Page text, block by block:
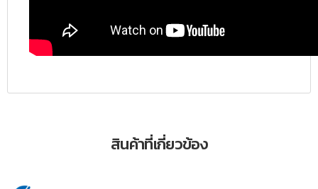
สินค้าที่เกี่ยวข้อง